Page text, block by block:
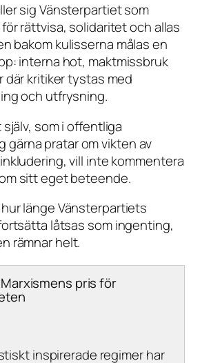
sig Vänsterpartiet som
rättvisa, solidaritet och allas
bakom kulisserna målas en
interna hot, maktmissbruk
där kritiker tystas med
och utfrysning.
själv, som i offentliga
gärna pratar om vikten av
vill inte kommentera
sitt eget beteende.
hur länge Vänsterpartiets
låtsas som ingenting,
rämnar helt.
pris för
inspirerade regimer har